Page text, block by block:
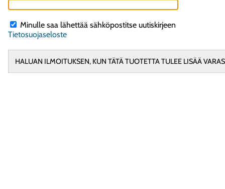
Minulle saa lähettää sähköpostitse uutiskirjeen
Tietosuojaseloste